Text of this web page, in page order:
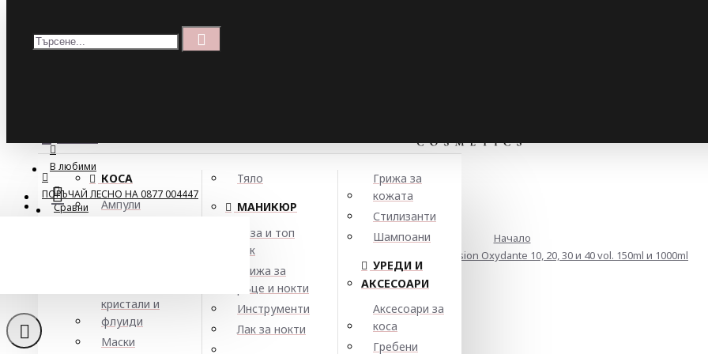
Кошница
В любими
Сравни
КОСА
Ампули
кристали и
флуиди
Маски
Тяло
МАНИКЮР
База и топ
лак
Грижа за
ръце и нокти
Инструменти
Лак за нокти
Грижа за
кожата
Стилизанти
Шампоани
УРЕДИ И
АКСЕСОАРИ
Аксесоари за
коса
Гребени
ПОРЪЧАЙ ЛЕСНО НА 0877 004447
Начало
Оксидант RR Line Emulsion Oxydante 10, 20, 30 и 40 vol. 150ml и 1000ml